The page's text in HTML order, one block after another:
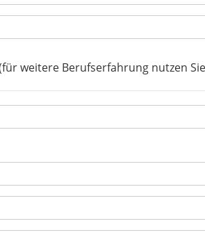
weitere Berufserfahrung nutzen